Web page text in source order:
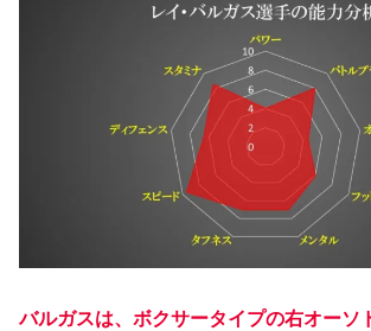
バルガスは、ボクサータイプの右オーソ